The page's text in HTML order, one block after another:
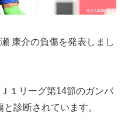
康介の負傷を発表しまし
１リーグ第14節のガンバ
診断されています。